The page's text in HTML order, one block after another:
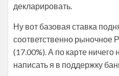
декларировать.
Ну вот базовая ставка
соответственно рыночное
(17.00%). А по карте
написать я в поддержку